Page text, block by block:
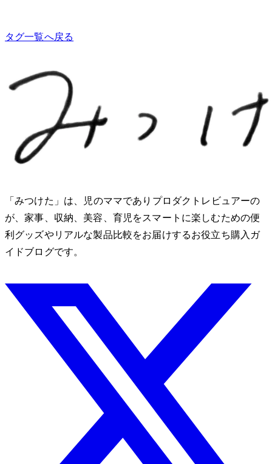
タグ一覧へ戻る
「みつけた」は、2児のママでありプロダクトレビュアーのMio
が、家事、収納、美容、育児をスマートに楽しむための便
利グッズやリアルな製品比較をお届けするお役立ち購入ガ
イドブログです。